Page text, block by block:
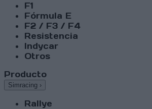
F1
Fórmula E
F2 / F3 / F4
Resistencia
Indycar
Otros
Producto
Simracing ›
Rallye